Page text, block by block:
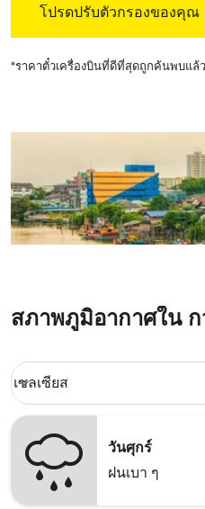
โปรดปรับตัวกรองของคุณ
*ราคาตั๋วเครื่องบินที่ดีที่สุดถูกค้นพบแล้
สภาพภูมิอากาศใน
Weather unit option เซลเซียส
เซลเซียส
keyboard_arrow_down
วันศุกร์
ฝนเบา ๆ